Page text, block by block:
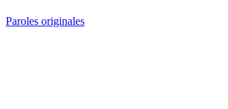
Paroles originales